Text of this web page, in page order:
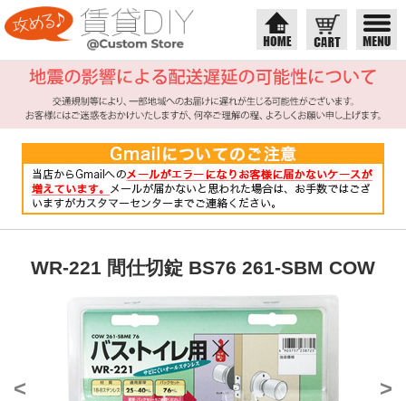
WR-221 間仕切錠 BS76 261-SBM COW
< >